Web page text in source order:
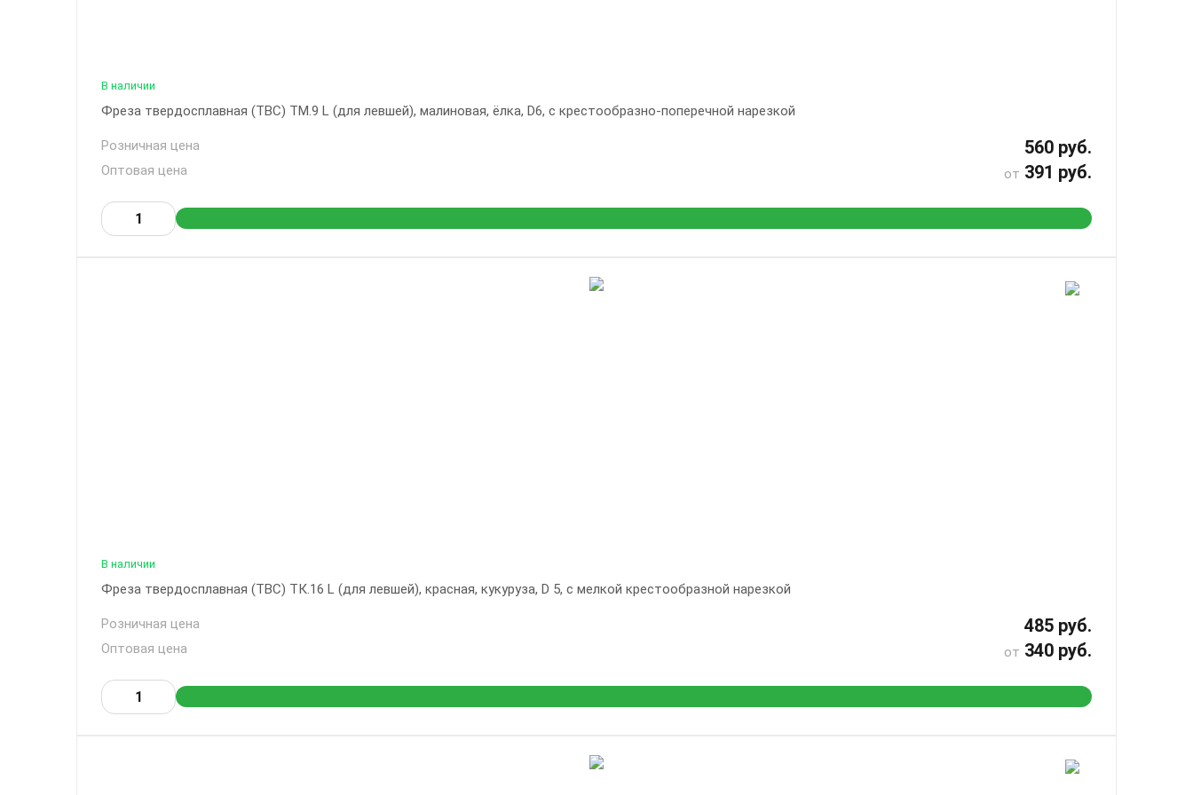
В наличии
Фреза твердосплавная (ТВС) ТМ.9 L (для левшей), малиновая, ёлка, D6, с крестообразно-поперечной нарезкой
Розничная цена 560 руб.
Оптовая цена от 391 руб.
В наличии
Фреза твердосплавная (ТВС) ТК.16 L (для левшей), красная, кукуруза, D 5, с мелкой крестообразной нарезкой
Розничная цена 485 руб.
Оптовая цена от 340 руб.